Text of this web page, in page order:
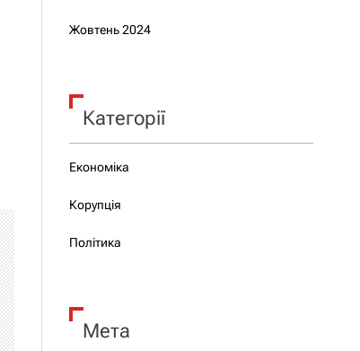
Жовтень 2024
Категорії
Економіка
Корупція
Політика
Мета